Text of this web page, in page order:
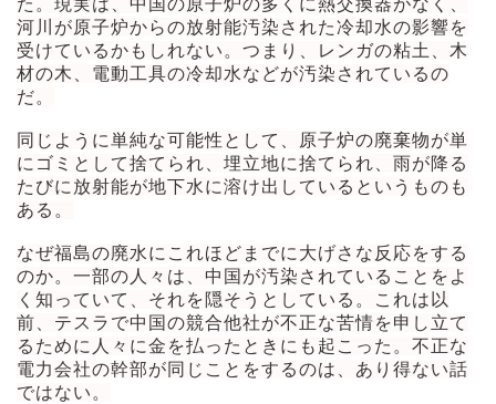
た。現実は、中国の原子炉の多くに熱交換器がなく、
河川が原子炉からの放射能汚染された冷却水の影響を
受けているかもしれない。つまり、レンガの粘土、木
材の木、電動工具の冷却水などが汚染されているの
だ。
同じように単純な可能性として、原子炉の廃棄物が単
にゴミとして捨てられ、埋立地に捨てられ、雨が降る
たびに放射能が地下水に溶け出しているというものも
ある。
なぜ福島の廃水にこれほどまでに大げさな反応をする
のか。一部の人々は、中国が汚染されていることをよ
く知っていて、それを隠そうとしている。これは以
前、テスラで中国の競合他社が不正な苦情を申し立て
るために人々に金を払ったときにも起こった。不正な
電力会社の幹部が同じことをするのは、あり得ない話
ではない。